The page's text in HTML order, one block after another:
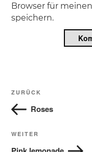
Browser für
speichern.
Vorheriger
Beitrag
ZURÜCK
Roses
Nächster
Beitrag
WEITER